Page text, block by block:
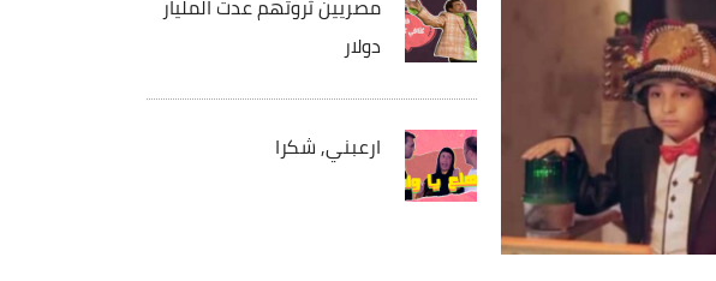
مصريين ثروتهم عدت المليار
دولار
ارعبني, شكرا